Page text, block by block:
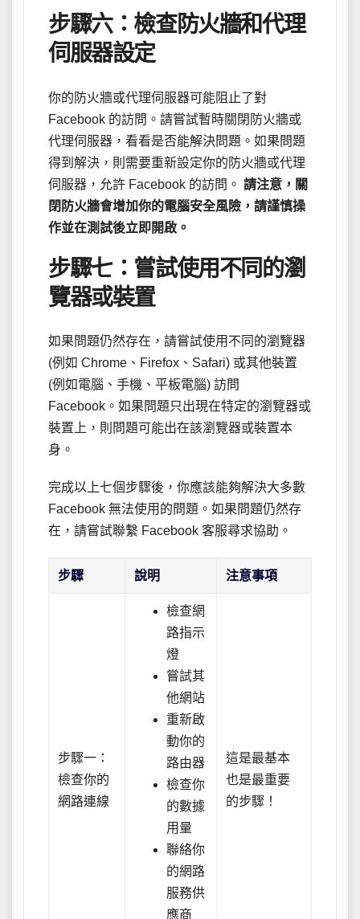
步驟六：檢查防火牆和代理
伺服器設定
你的防火牆或代理伺服器可能阻止了對
Facebook 的訪問。請嘗試暫時關閉防火牆或
代理伺服器，看看是否能解決問題。如果問題
得到解決，則需要重新設定你的防火牆或代理
伺服器，允許 Facebook 的訪問。 請注意，關
閉防火牆會增加你的電腦安全風險，請謹慎操
作並在測試後立即開啟。
步驟七：嘗試使用不同的瀏
覽器或裝置
如果問題仍然存在，請嘗試使用不同的瀏覽器
(例如 Chrome、Firefox、Safari) 或其他裝置
(例如電腦、手機、平板電腦) 訪問
Facebook。如果問題只出現在特定的瀏覽器或
裝置上，則問題可能出在該瀏覽器或裝置本
身。
完成以上七個步驟後，你應該能夠解決大多數
Facebook 無法使用的問題。如果問題仍然存
在，請嘗試聯繫 Facebook 客服尋求協助。
步驟 說明 注意事項
步驟一：
檢查你的
網路連線
檢查網
路指示
燈
嘗試其
他網站
重新啟
動你的
路由器
檢查你
的數據
用量
聯絡你
的網路
服務供
應商
這是最基本
也是最重要
的步驟！